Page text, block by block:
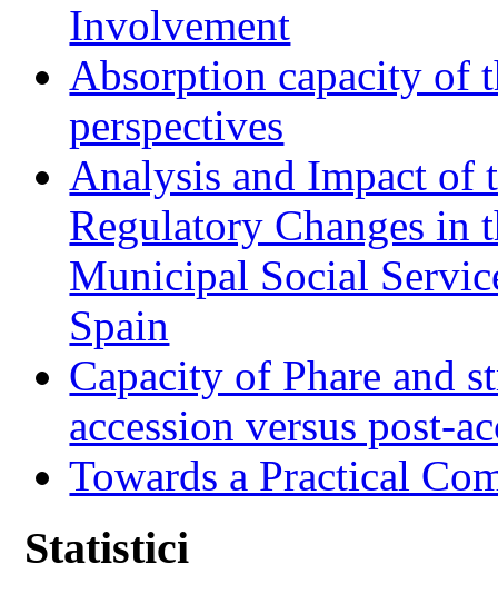
Involvement
Absorption capacity of
perspectives
Analysis and Impact of
Regulatory Changes in
Municipal Social
Spain
Capacity of Phare and
accession versus post-
Towards a Practical
Statistici